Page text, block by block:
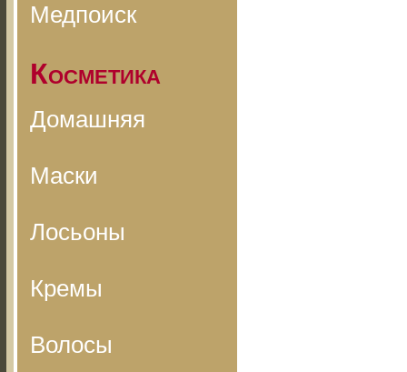
Медпоиск
Косметика
Домашняя
Маски
Лосьоны
Кремы
Волосы